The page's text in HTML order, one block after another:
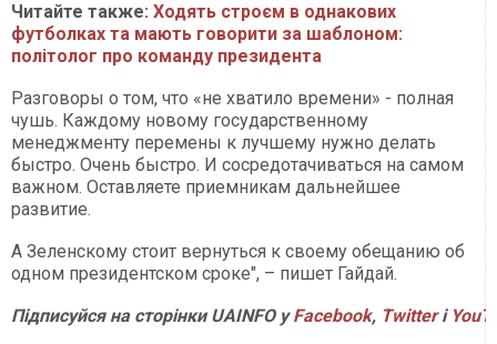
Читайте также: Ходять строєм в однакових
футболках та мають говорити за шаблоном:
політолог про команду президента
Разговоры о том, что «не хватило времени» - полная
чушь. Каждому новому государственному
менеджменту перемены к лучшему нужно делать
быстро. Очень быстро. И сосредотачиваться на самом
важном. Оставляете приемникам дальнейшее
развитие.
А Зеленскому стоит вернуться к своему обещанию об
одном президентском сроке", – пишет Гайдай.
Підписуйся на сторінки UAINFO уFacebook, Twitterі